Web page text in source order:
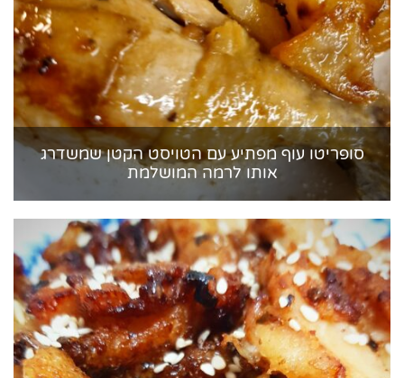
סופריטו עוף מפתיע עם הטויסט הקטן שמשדרג
אותו לרמה המושלמת